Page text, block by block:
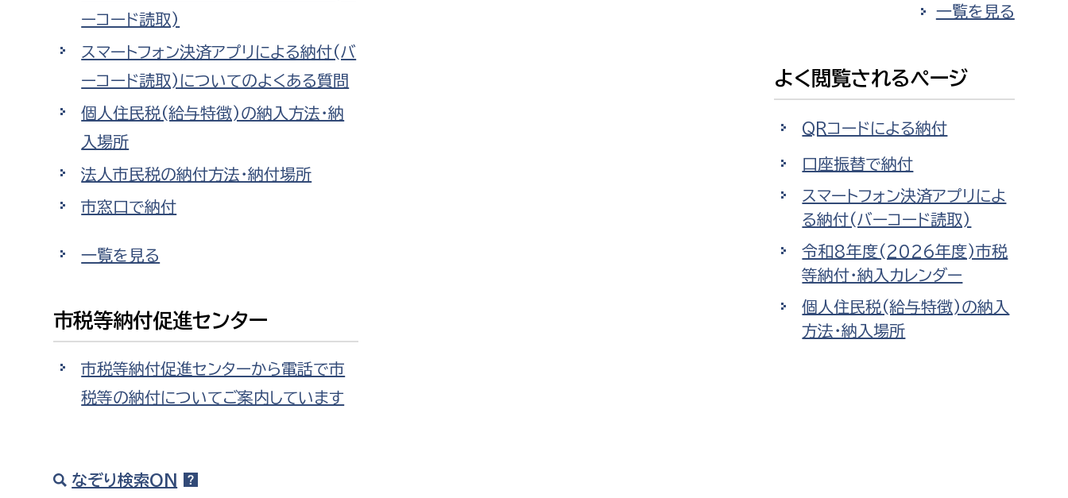
ーコード読取)
スマートフォン決済アプリによる納付(バ
ーコード読取)についてのよくある質問
個人住民税(給与特徴)の納入方法・納
入場所
法人市民税の納付方法・納付場所
市窓口で納付
一覧を見る
市税等納付促進センター
市税等納付促進センターから電話で市
税等の納付についてご案内しています
なぞり検索ON
一覧を見る
よく閲覧されるページ
QRコードによる納付
口座振替で納付
スマートフォン決済アプリによ
る納付(バーコード読取)
令和8年度(2026年度)市税
等納付・納入カレンダー
個人住民税(給与特徴)の納入
方法・納入場所